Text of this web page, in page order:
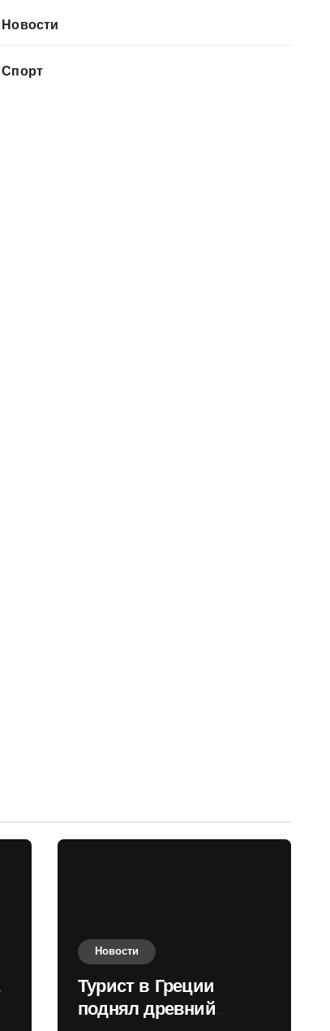
Новости
Спорт
Новости
Турист в Греции
поднял древний